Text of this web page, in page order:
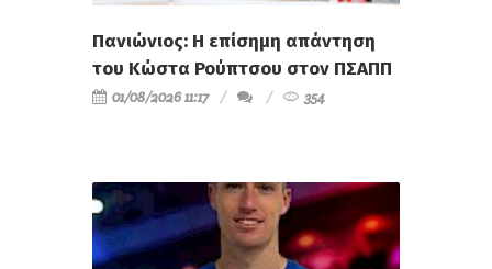
Πανιώνιος: Η επίσημη απάντηση
του Κώστα Ρούπτσου στον ΠΣΑΠΠ
01/08/2026 11:17 354